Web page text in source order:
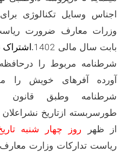
اجناس وسایل تکنالوژی
وزرات معارف ضرورت
بابت سال مالی 1402
.اشتراک
شرطنامه مربوط را
آورده آفرهای خویش را
شرطنامه وطبق قانون
طورسربسته ازتاریخ
از ظهر روز چهار شنبه
ریاست تدارکات وزارت معارف